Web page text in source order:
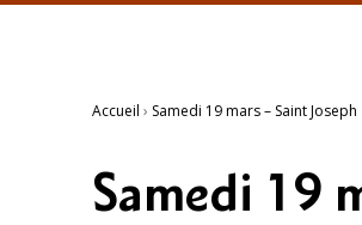
Accueil › Samedi 19 mars – Saint Joseph
Samedi 19